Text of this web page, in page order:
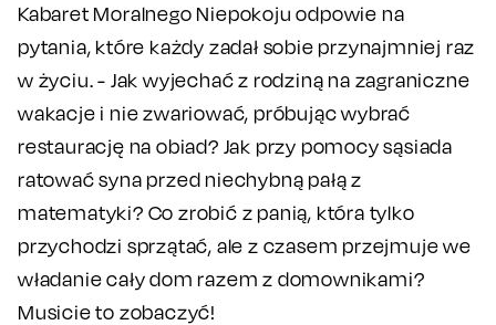
Kabaret Moralnego Niepokoju odpowie na
pytania, które każdy zadał sobie przynajmniej raz
w życiu. - Jak wyjechać z rodziną na zagraniczne
wakacje i nie zwariować, próbując wybrać
restaurację na obiad? Jak przy pomocy sąsiada
ratować syna przed niechybną pałą z
matematyki? Co zrobić z panią, która tylko
przychodzi sprzątać, ale z czasem przejmuje we
władanie cały dom razem z domownikami?
Musicie to zobaczyć!